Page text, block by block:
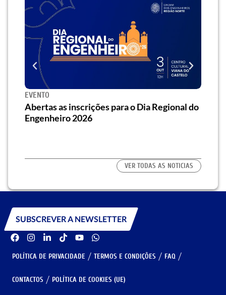
o Dia Regional do
Seminário] Saiba como o “Passive
traz eficiência energética e
VER TODAS AS NOTICIAS
SUBSCREVER A NEWSLETTER
POLÍTICA DE PRIVACIDADE TERMOS E CONDIÇÕES FAQ
CONTACTOS POLÍTICA DE COOKIES (UE)